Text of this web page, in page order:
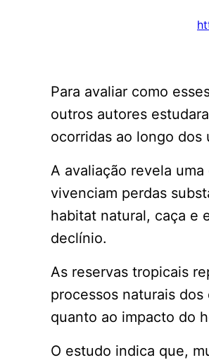
Para avaliar como
outros autores
ocorridas ao longo
A avaliação revela
vivenciam perdas
habitat natural, caça e
declínio.
As reservas tropicais
processos naturais
quanto ao impacto do
O estudo indica que,